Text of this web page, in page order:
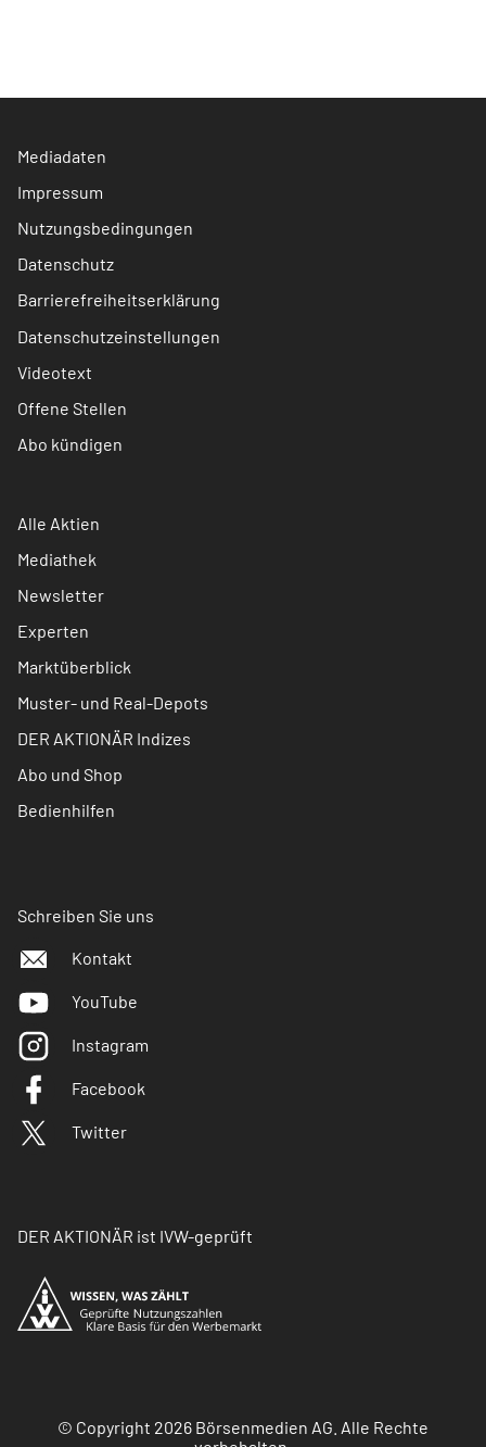
Mediadaten
Impressum
Nutzungsbedingungen
Datenschutz
Barrierefreiheitserklärung
Datenschutzeinstellungen
Videotext
Offene Stellen
Abo kündigen
Alle Aktien
Mediathek
Newsletter
Experten
Marktüberblick
Muster- und Real-Depots
DER AKTIONÄR Indizes
Abo und Shop
Bedienhilfen
Schreiben Sie uns
Kontakt
YouTube
Instagram
Facebook
Twitter
DER AKTIONÄR ist IVW-geprüft
© Copyright 2026 Börsenmedien AG. Alle Rechte